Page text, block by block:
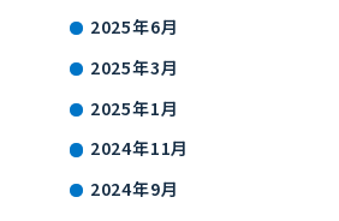
2025年6月
2025年3月
2025年1月
2024年11月
2024年9月